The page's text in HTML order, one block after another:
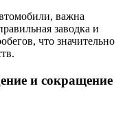
важна
заводка и
что значительно
и сокращение